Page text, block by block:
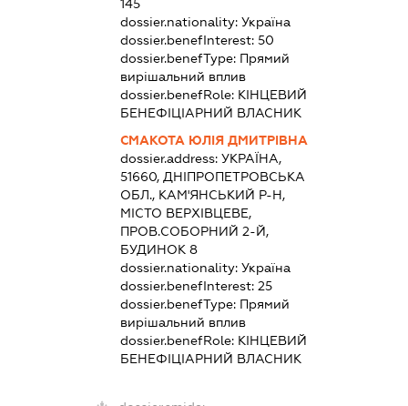
145
dossier.nationality:Україна
dossier.benefInterest:50
dossier.benefType: Прямий
вирішальний вплив
dossier.benefRole: КІНЦЕВИЙ
БЕНЕФІЦІАРНИЙ ВЛАСНИК
СМАКОТА ЮЛІЯ ДМИТРІВНА
dossier.address:УКРАЇНА,
51660, ДНІПРОПЕТРОВСЬКА
ОБЛ., КАМ'ЯНСЬКИЙ Р-Н,
МІСТО ВЕРХІВЦЕВЕ,
ПРОВ.СОБОРНИЙ 2-Й,
БУДИНОК 8
dossier.nationality:Україна
dossier.benefInterest:25
dossier.benefType: Прямий
вирішальний вплив
dossier.benefRole: КІНЦЕВИЙ
БЕНЕФІЦІАРНИЙ ВЛАСНИК